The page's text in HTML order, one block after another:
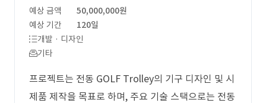
예상 금액
50,000,000원
예상 기간
120일
개발 · 디자인
기타
프로젝트는 전동 GOLF Trolley의 기구 디자인 및 시
제품 제작을 목표로 하며, 주요 기술 스택으로는 전동